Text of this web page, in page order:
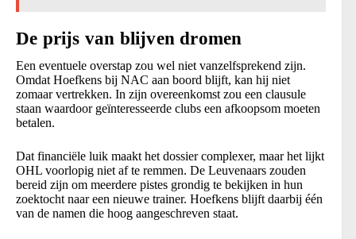
De prijs van blijven dromen
Een eventuele overstap zou wel niet vanzelfsprekend zijn.
Omdat Hoefkens bij NAC aan boord blijft, kan hij niet
zomaar vertrekken. In zijn overeenkomst zou een clausule
staan waardoor geïnteresseerde clubs een afkoopsom moeten
betalen.
Dat financiële luik maakt het dossier complexer, maar het lijkt
OHL voorlopig niet af te remmen. De Leuvenaars zouden
bereid zijn om meerdere pistes grondig te bekijken in hun
zoektocht naar een nieuwe trainer. Hoefkens blijft daarbij één
van de namen die hoog aangeschreven staat.